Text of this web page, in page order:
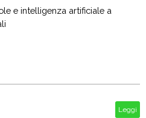
e intelligenza artificiale a
Leggi